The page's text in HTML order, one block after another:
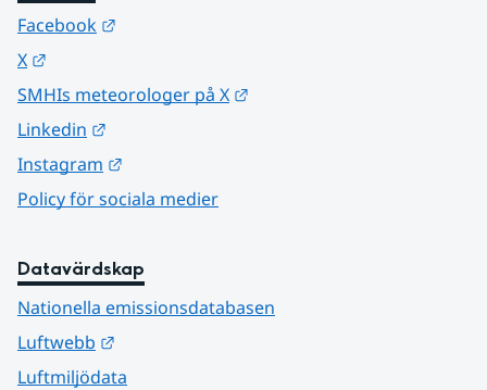
Facebook
X
SMHIs meteorologer på X
Linkedin
Instagram
Policy för sociala medier
Datavärdskap
Nationella emissionsdatabasen
Luftwebb
Luftmiljödata